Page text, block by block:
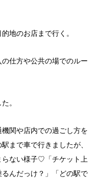
地のお店まで行く。
仕方や公共の場でのルー
。
関や店内での過ごし方を
まで車で行きましたが、
らない様子♡「チケット上
んだっけ？」「どの駅で